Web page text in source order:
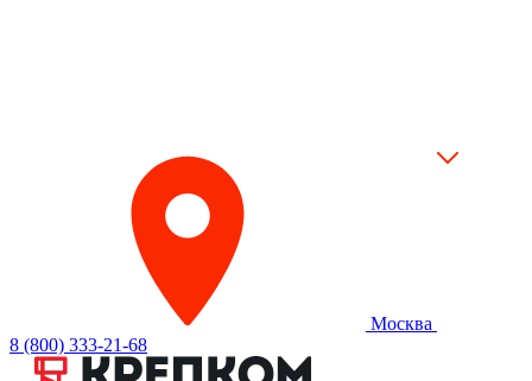
Москва
8 (800) 333-21-68